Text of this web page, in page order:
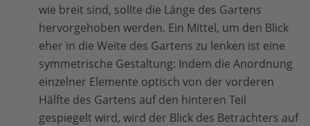
wie breit sind, sollte die Länge des Gartens
hervorgehoben werden. Ein Mittel, um den Blick
eher in die Weite des Gartens zu lenken ist eine
symmetrische Gestaltung: Indem die Anordnung
einzelner Elemente optisch von der vorderen
Hälfte des Gartens auf den hinteren Teil
gespiegelt wird, wird der Blick des Betrachters auf